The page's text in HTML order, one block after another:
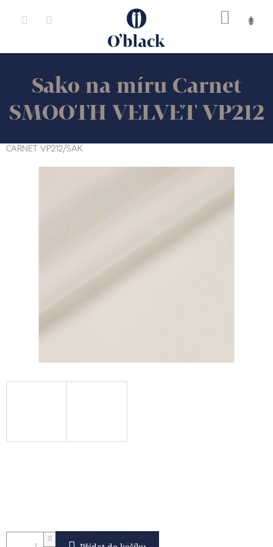
Sako na míru Carnet
SMOOTH VELVET VP212
CARNET VP212/SAK